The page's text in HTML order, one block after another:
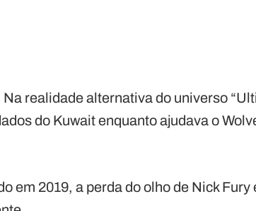
realidade alternativa do universo
do Kuwait enquanto ajudava o
em 2019, a perda do olho de Nick Fury